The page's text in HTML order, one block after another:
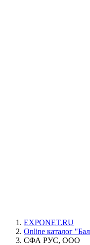
EXPONET.RU
Online каталог
СФА РУС, ООО